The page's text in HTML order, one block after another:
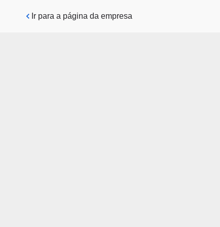
Pular para o conteúdo principal
Ir para a página da empresa